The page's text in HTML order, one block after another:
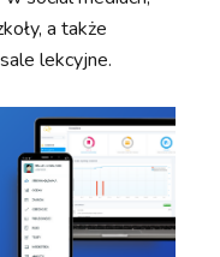
a także
lekcyjne.